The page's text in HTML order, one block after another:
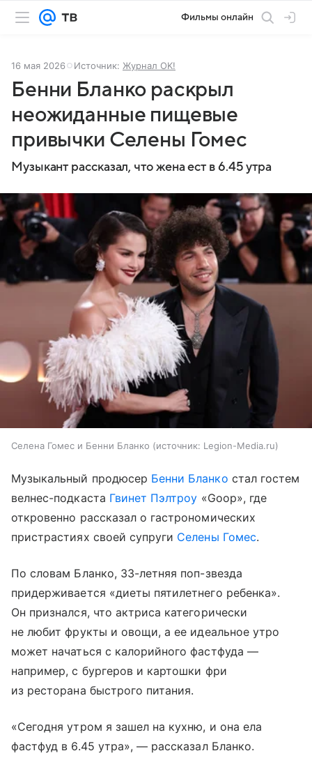
Фильмы онлайн
16 мая 2026 Источник: Журнал OK!
Бенни Бланко раскрыл
неожиданные пищевые
привычки Селены Гомес
Музыкант рассказал, что жена ест в 6.45 утра
Селена Гомес и Бенни Бланко источник: Legion-Media.ru
Музыкальный продюсер Бенни Бланко стал гостем
велнес-подкаста Гвинет Пэлтроу «Goop», где
откровенно рассказал о гастрономических
пристрастиях своей супруги Селены Гомес.
По словам Бланко, 33-летняя поп-звезда
придерживается «диеты пятилетнего ребенка».
Он признался, что актриса категорически
не любит фрукты и овощи, а ее идеальное утро
может начаться с калорийного фастфуда —
например, с бургеров и картошки фри
из ресторана быстрого питания.
«Сегодня утром я зашел на кухню, и она ела
фастфуд в 6.45 утра», — рассказал Бланко.